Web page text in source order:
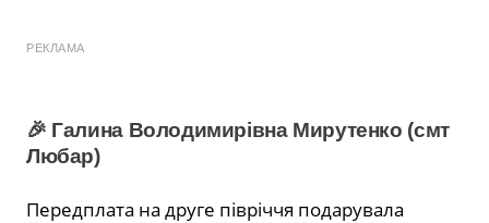
РЕКЛАМА
🎉 Галина Володимирівна Мирутенко (смт
Любар)
Передплата на друге півріччя подарувала